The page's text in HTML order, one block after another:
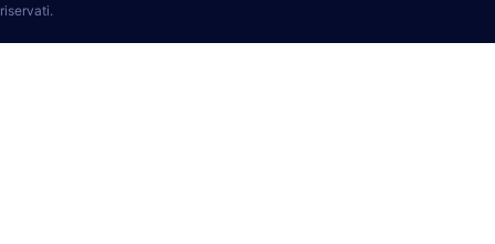
riservati.